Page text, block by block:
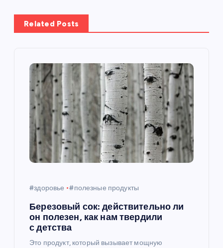
ц
и
Related Posts
#здоровье #полезные продукты
Березовый сок: действительно ли
он полезен, как нам твердили
с детства
Это продукт, который вызывает мощную